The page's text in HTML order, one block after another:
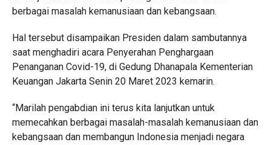
berbagai masalah kemanusiaan dan kebangsaan.
Hal tersebut disampaikan Presiden dalam sambutannya
saat menghadiri acara Penyerahan Penghargaan
Penanganan Covid-19, di Gedung Dhanapala Kementerian
Keuangan Jakarta Senin 20 Maret 2023 kemarin.
“Marilah pengabdian ini terus kita lanjutkan untuk
memecahkan berbagai masalah-masalah kemanusiaan dan
kebangsaan dan membangun Indonesia menjadi negara